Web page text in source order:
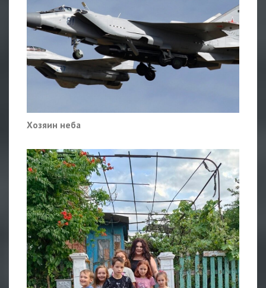
Хозяин неба